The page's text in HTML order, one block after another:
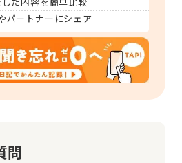
パートナーにシェア
問